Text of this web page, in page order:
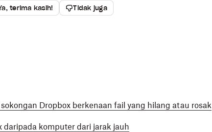
terima kasih! Tidak juga
Dropbox berkenaan fail yang hilang atau rosak
daripada komputer dari jarak jauh